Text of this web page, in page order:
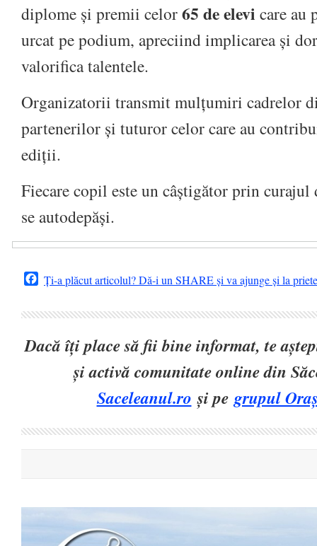
diplome și premii celor65 de elevi care au
urcat pe podium, apreciind implicarea și
valorifica talentele.
Organizatorii transmit mulțumiri cadrelor
partenerilor și tuturor celor care au
ediții.
Fiecare copil este un câștigător prin curajul
se autodepăși.
Facebook
Ți-a plăcut articolul? Dă-i un SHARE și va ajunge și la
Dacă îți place să fii bine informat, te
și activă comunitate online din
Saceleanul.ro și pegrupul